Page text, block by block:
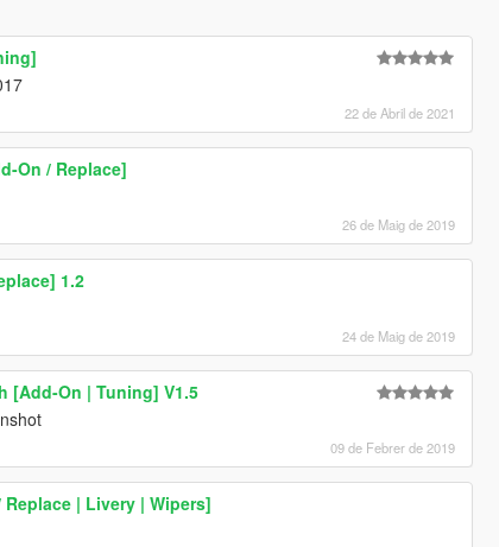
22 de Abril de 2021
On / Replace]
26 de Maig de 2019
1.2
24 de Maig de 2019
[Add-On | Tuning] V1.5
09 de Febrer de 2019
| Livery | Wipers]